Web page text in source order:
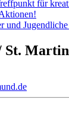
für
und Jugendliche
St. Martin